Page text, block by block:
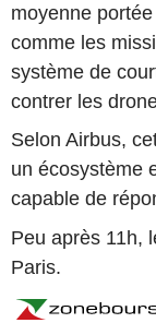
moyenne
comme les
système de
contrer les
Selon Airbus,
un écosystème
capable de
Peu après 11h,
Paris.